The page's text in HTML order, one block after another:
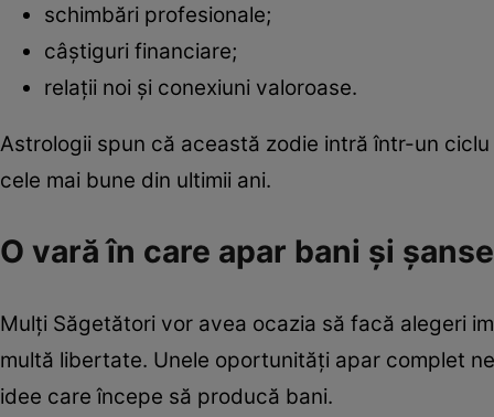
schimbări profesionale;
câștiguri financiare;
relații noi și conexiuni valoroase.
Astrologii spun că această zodie intră într-un
cele mai bune din ultimii ani.
O vară în care apar bani și
Mulți Săgetători vor avea ocazia să facă alegeri
multă libertate. Unele oportunități apar complet
idee care începe să producă bani.